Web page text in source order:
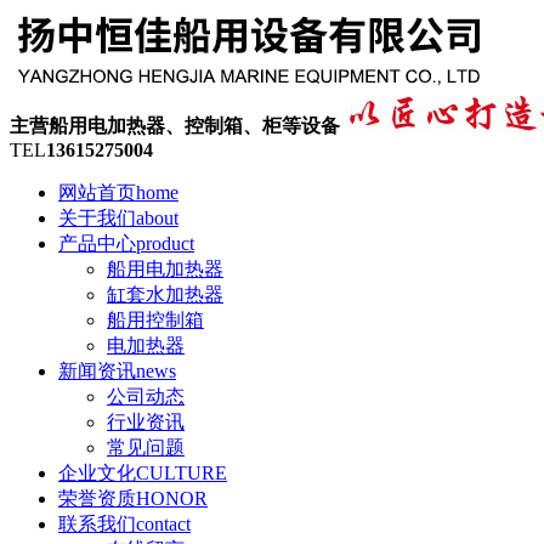
主营船用电加热器、控制箱、柜等设备
TEL13615275004
网站首页home
关于我们about
产品中心product
船用电加热器
缸套水加热器
船用控制箱
电加热器
新闻资讯news
公司动态
行业资讯
常见问题
企业文化CULTURE
荣誉资质HONOR
联系我们contact